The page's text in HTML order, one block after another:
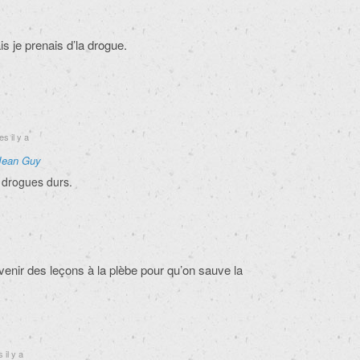
je prenais d’la drogue.
il y a
Guy
durs.
des leçons à la plèbe pour qu’on sauve la
il y a